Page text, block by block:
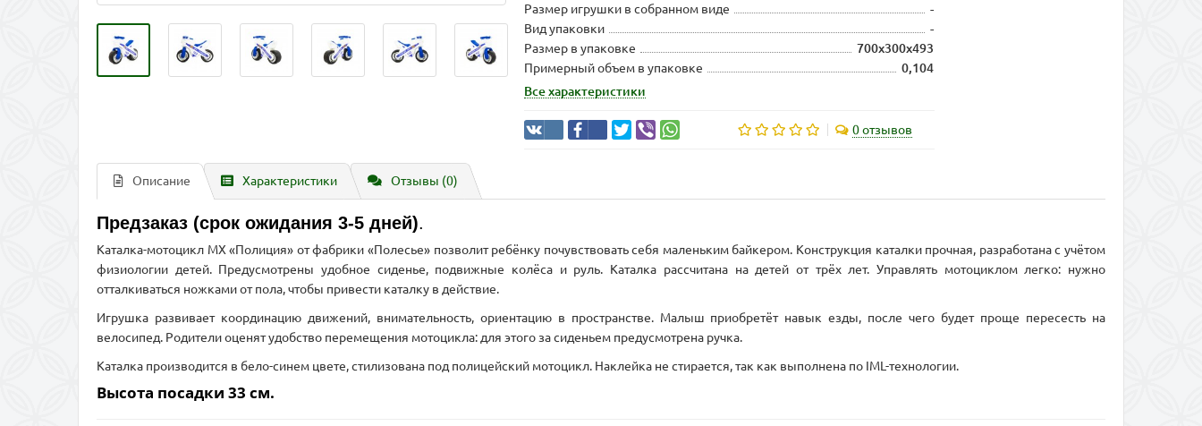
Размер игрушки в собранном виде
-
Вид упаковки
-
Размер в упаковке
700х300х493
Примерный объем в упаковке
0,104
Все характеристики
0 отзывов
Описание Характеристики Отзывы (0)
Предзаказ (срок ожидания 3-5 дней).
Каталка-мотоцикл МХ «Полиция» от фабрики «Полесье» позволит ребёнку почувствовать себя маленьким байкером. Конструкция каталки прочная, разработана с учётом
физиологии детей. Предусмотрены удобное сиденье, подвижные колёса и руль. Каталка рассчитана на детей от трёх лет. Управлять мотоциклом легко: нужно
отталкиваться ножками от пола, чтобы привести каталку в действие.
Игрушка развивает координацию движений, внимательность, ориентацию в пространстве. Малыш приобретёт навык езды, после чего будет проще пересесть на
велосипед. Родители оценят удобство перемещения мотоцикла: для этого за сиденьем предусмотрена ручка.
Каталка производится в бело-синем цвете, стилизована под полицейский мотоцикл. Наклейка не стирается, так как выполнена по IML-технологии.
Высота посадки 33 см.